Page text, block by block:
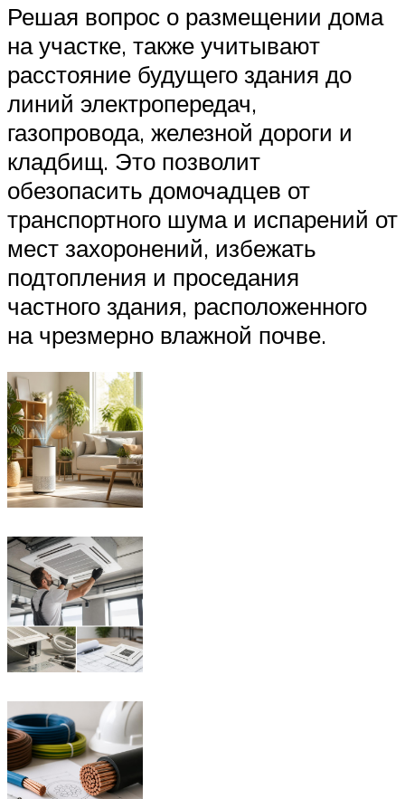
Решая вопрос о размещении дома
на участке, также учитывают
расстояние будущего здания до
линий электропередач,
газопровода, железной дороги и
кладбищ. Это позволит
обезопасить домочадцев от
транспортного шума и испарений от
мест захоронений, избежать
подтопления и проседания
частного здания, расположенного
на чрезмерно влажной почве.